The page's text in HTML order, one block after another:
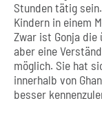
Stunden tätig
Kindern in einem
Zwar ist Gonja
aber eine
möglich. Sie hat
innerhalb von
besser